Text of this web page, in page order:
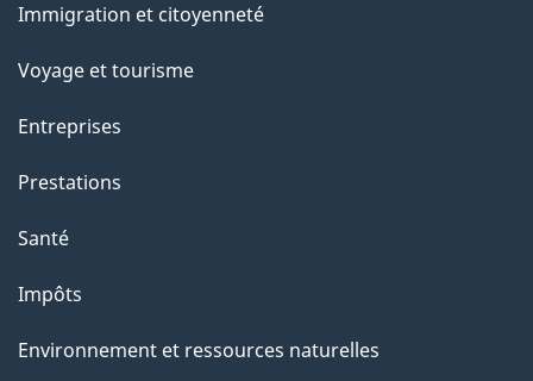
sujets
Immigration et citoyenneté
Voyage et tourisme
Entreprises
Prestations
Santé
Impôts
Environnement et ressources naturelles